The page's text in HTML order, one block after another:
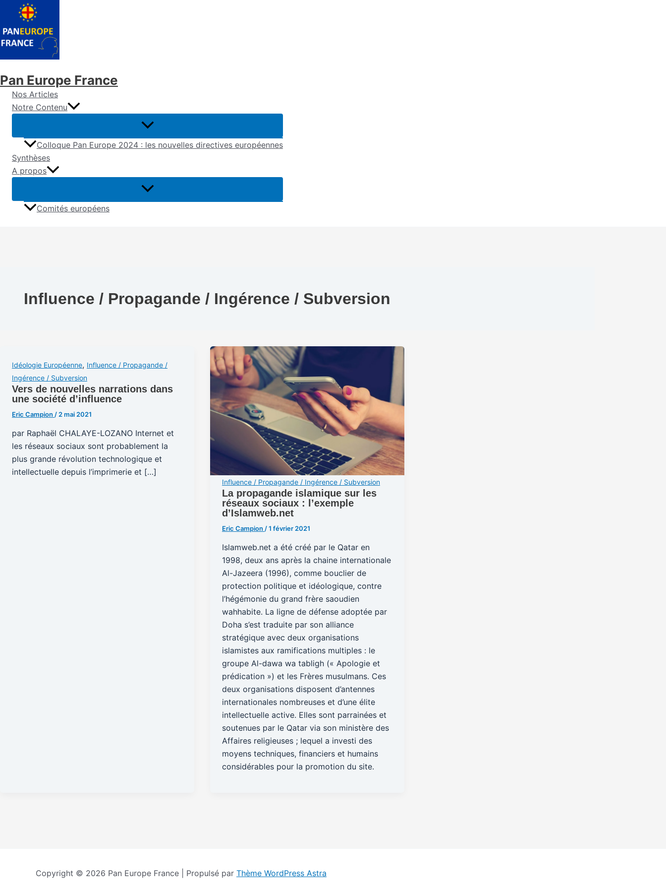
contenu
Pan Europe France
Nos Articles
Notre Contenu
Colloque Pan Europe 2024 : les nouvelles directives européennes
Synthèses
A propos
Comités européens
Influence / Propagande / Ingérence / Subversion
Idéologie Européenne, Influence / Propagande /
Ingérence / Subversion
Vers de nouvelles narrations dans
une société d’influence
Eric Campion / 2 mai 2021
par Raphaël CHALAYE-LOZANO Internet et
les réseaux sociaux sont probablement la
plus grande révolution technologique et
intellectuelle depuis l’imprimerie et […]
Influence / Propagande / Ingérence / Subversion
La propagande islamique sur les
réseaux sociaux : l’exemple
d’Islamweb.net
Eric Campion /1 février 2021
Islamweb.net a été créé par le Qatar en
1998, deux ans après la chaine internationale
Al-Jazeera (1996), comme bouclier de
protection politique et idéologique, contre
l’hégémonie du grand frère saoudien
wahhabite. La ligne de défense adoptée par
Doha s’est traduite par son alliance
stratégique avec deux organisations
islamistes aux ramifications multiples : le
groupe Al-dawa wa tabligh (« Apologie et
prédication ») et les Frères musulmans. Ces
deux organisations disposent d’antennes
internationales nombreuses et d’une élite
intellectuelle active. Elles sont parrainées et
soutenues par le Qatar via son ministère des
Affaires religieuses ; lequel a investi des
moyens techniques, financiers et humains
considérables pour la promotion du site.
Copyright © 2026 Pan Europe France | Propulsé par Thème WordPress Astra